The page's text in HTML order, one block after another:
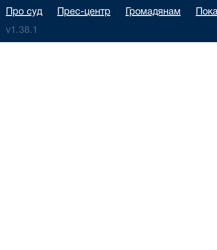
Про суд Прес-центр Громадянам
v1.38.1